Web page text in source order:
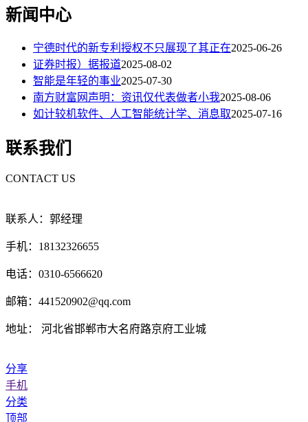
新闻中心
宁德时代的新专利授权不只展现了其正在2025-06-26
证券时报）据报道2025-08-02
智能是年轻的事业2025-07-30
南方财富网声明：资讯仅代表做者小我2025-08-06
如计较机软件、人工智能统计学、消息取2025-07-16
联系我们
CONTACT US
联系人：郭经理
手机：18132326655
电话：0310-6566620
邮箱：441520902@qq.com
地址： 河北省邯郸市大名府路京府工业城
分享
手机
分类
顶部